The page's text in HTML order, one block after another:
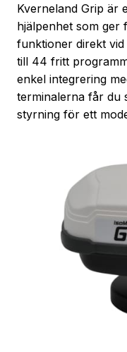
Kverneland Grip är
hjälpenhet som ger
funktioner direkt
till 44 fritt
enkel integrering
terminalerna får du
styrning för ett